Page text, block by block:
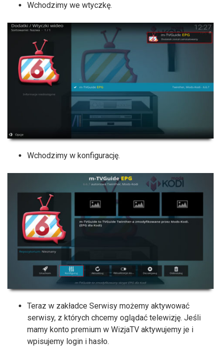
Wchodzimy we wtyczkę.
Wchodzimy w konfigurację.
Teraz w zakładce Serwisy możemy aktywować
serwisy, z których chcemy oglądać telewizję. Jeśli
mamy konto premium w WizjaTV aktywujemy je i
wpisujemy login i hasło.